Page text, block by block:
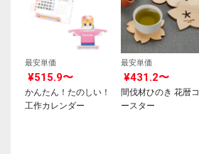
最安単価
¥515.9〜
かんたん！たのしい！
工作カレンダー
最安単価
¥431.2〜
間伐材ひのき 花暦コ
ースター